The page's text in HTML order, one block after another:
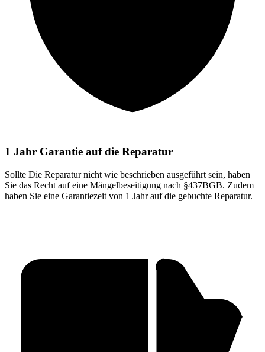
1 Jahr Garantie auf die Reparatur
Sollte Die Reparatur nicht wie beschrieben ausgeführt sein, haben
Sie das Recht auf eine Mängelbeseitigung nach §437BGB. Zudem
haben Sie eine Garantiezeit von 1 Jahr auf die gebuchte Reparatur.